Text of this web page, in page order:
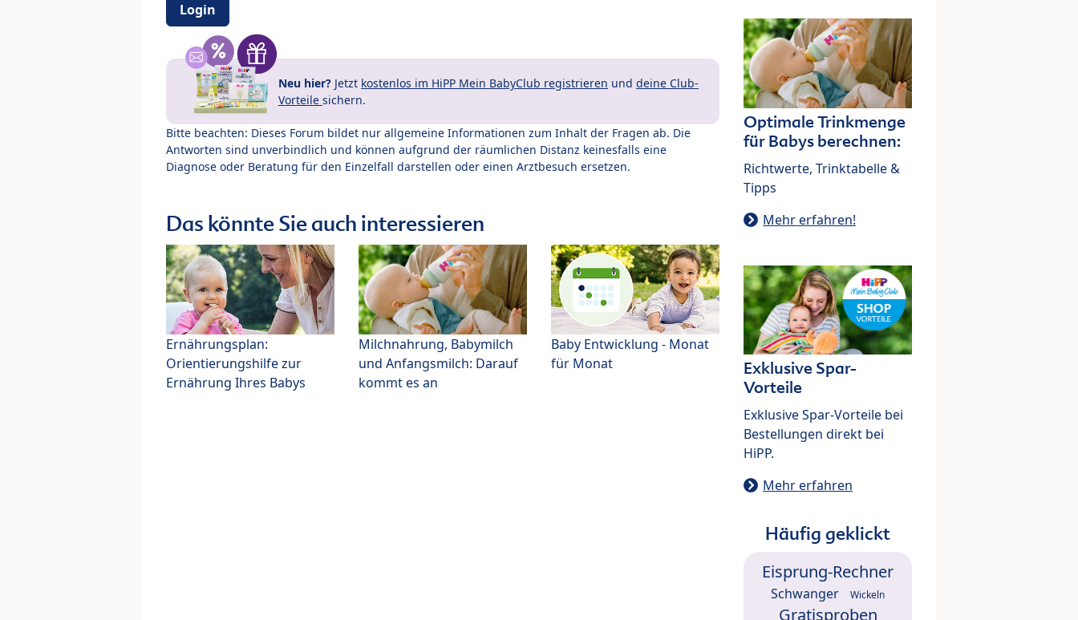
Login
Neu hier? Jetzt kostenlos im HiPP Mein BabyClub registrieren und deine Club-
Vorteile sichern.
Bitte beachten: Dieses Forum bildet nur allgemeine Informationen zum Inhalt der Fragen ab. Die
Antworten sind unverbindlich und können aufgrund der räumlichen Distanz keinesfalls eine
Diagnose oder Beratung für den Einzelfall darstellen oder einen Arztbesuch ersetzen.
Das könnte Sie auch interessieren
Ernährungsplan:
Orientierungshilfe zur
Ernährung Ihres Babys
Milchnahrung, Babymilch
und Anfangsmilch: Darauf
kommt es an
Baby Entwicklung - Monat
für Monat
Optimale Trinkmenge
für Babys berechnen:
Richtwerte, Trinktabelle &
Tipps
Mehr erfahren!
Exklusive Spar-
Vorteile
Exklusive Spar-Vorteile bei
Bestellungen direkt bei
HiPP.
Mehr erfahren
Häufig geklickt
Eisprung-Rechner
Schwanger Wickeln
Gratisproben